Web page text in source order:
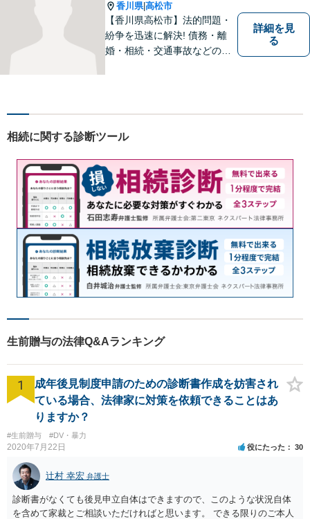
香川県|高松市
【香川県高松市】法的問題・
紛争を迅速に解決! 債務・離
婚・相続・交通事故などの問
詳細を見
る
相続に関する診断ツール
生前贈与の法律Q&Aランキング
1
成年後見制度申請のための診断書作成を妨害され
ている場合、法律家に対策を依頼できることはあ
りますか？
#生前贈与 #DV・暴力
2020年7月22日 役にたった 30
辻村 幸宏 弁護士
診断書がなくても後見申立自体はできますので、このような状況自体
を含めて家裁とご相談いただければと思います。 できる限りのご本人